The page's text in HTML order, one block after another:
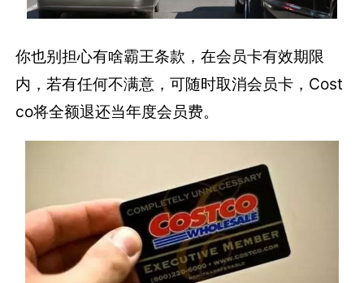
你也别担心有啥霸王条款，在会员卡有效期限
内，若有任何不满意，可随时取消会员卡，Cost
co将全额退还当年度会员费。